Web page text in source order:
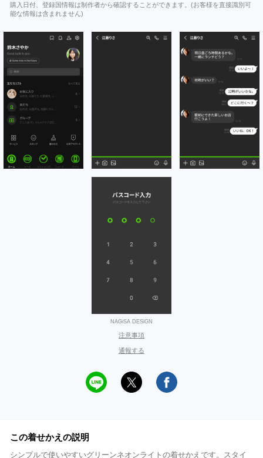
購入日付、登録国情報は制作者から確認することができます。(お客様を直接識別可
能な情報は含まれません)
NAGiSA DESiGN
注意事項
通報する
この着せかえの説明
シンプルで使いやすいグリーンネオンライトの着せかえです。スタイ